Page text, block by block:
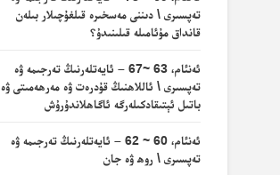
تەپسىرى \ دىننى مەسخىرە قىلغۇچىلار بىلەن
قانداق مۇئامىلە قىلىنىدۇ؟
ئەنئام، 63 ~67 – ئايەتلەرنىڭ تەرجىمە ۋە
تەپسىرى \ ئاللاھنىڭ قۇدرەت ۋە مەرھەمىتى ۋە
باتىل ئېتىقادكىلەرگە ئاگاھلاندۇرۇش
ئەنئام، 60 ~ 62 – ئايەتلەرنىڭ تەرجىمە ۋە
تەپسىرى \ روھ ۋە جان